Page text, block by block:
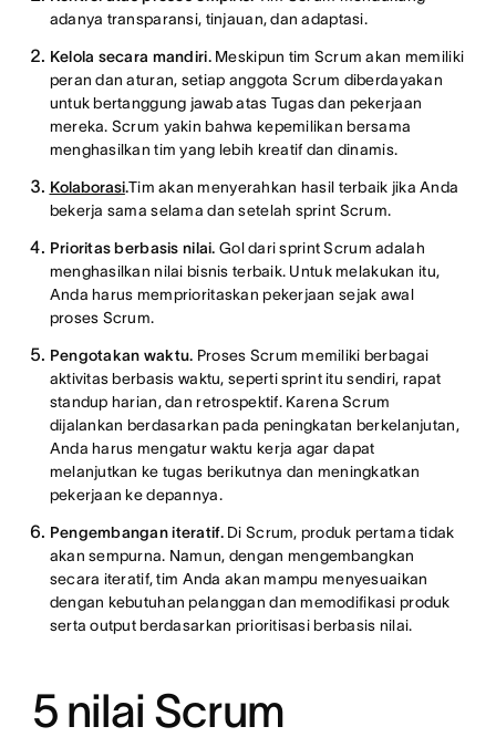
adanya transparansi, tinjauan, dan adaptasi.
Kelola secara mandiri.Meskipun tim Scrum akan memiliki
peran dan aturan, setiap anggota Scrum diberdayakan
untuk bertanggung jawab atas Tugas dan pekerjaan
mereka. Scrum yakin bahwa kepemilikan bersama
menghasilkan tim yang lebih kreatif dan dinamis.
Kolaborasi.Tim akan menyerahkan hasil terbaik jika Anda
bekerja sama selama dan setelah sprint Scrum.
Prioritas berbasis nilai. Gol dari sprint Scrum adalah
menghasilkan nilai bisnis terbaik. Untuk melakukan itu,
Anda harus memprioritaskan pekerjaan sejak awal
proses Scrum.
Pengotakan waktu. Proses Scrum memiliki berbagai
aktivitas berbasis waktu, seperti sprint itu sendiri, rapat
standup harian, dan retrospektif. Karena Scrum
dijalankan berdasarkan pada peningkatan berkelanjutan,
Anda harus mengatur waktu kerja agar dapat
melanjutkan ke tugas berikutnya dan meningkatkan
pekerjaan ke depannya.
Pengembangan iteratif.Di Scrum, produk pertama tidak
akan sempurna. Namun, dengan mengembangkan
secara iteratif, tim Anda akan mampu menyesuaikan
dengan kebutuhan pelanggan dan memodifikasi produk
serta output berdasarkan prioritisasi berbasis nilai.
5 nilai Scrum